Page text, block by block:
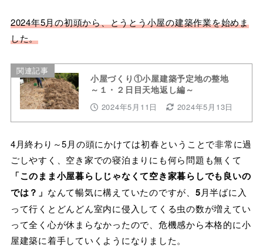
2024年5月の初頭から、とうとう小屋の建築作業を始めま
した。
関連記事
小屋づくり①小屋建築予定地の整地
～１・２日目天地返し編～
2024年5月11日 2024年5月13日
4月終わり～5月の頭にかけては初春ということで非常に過
ごしやすく、空き家での寝泊まりにも何ら問題も無くて
「このまま小屋暮らしじゃなくて空き家暮らしでも良いの
では？」 なんて暢気に構えていたのですが、 5月半ばに入
って行くとどんどん室内に侵入してくる虫の数が増えてい
って全く心が休まらなかったので、危機感から本格的に小
屋建築に着手していくようになりました。